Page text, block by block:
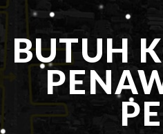
BUTUH